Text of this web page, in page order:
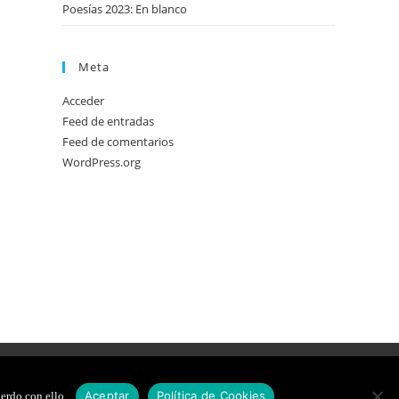
Poesías 2023: En blanco
Meta
Acceder
Feed de entradas
Feed de comentarios
WordPress.org
COOKIES DISEÑO WEB
con ello. Aceptar Política de Cookies